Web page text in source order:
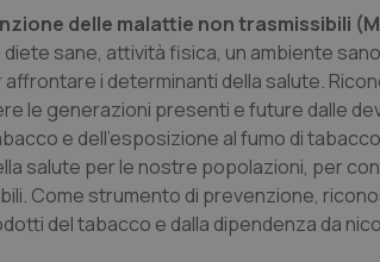
delle malattie non trasmissibili
sane, attività fisica, un ambiente
i determinanti della salute.
le generazioni presenti e future dalle
e dell’esposizione al fumo di
salute per le nostre popolazioni, per
Come strumento di prevenzione,
del tabacco e dalla dipendenza da
Statistici Marketing
il sito web abilitandone funzionalità di base quali la
non è in grado di funzionare correttamente senza questi
Dominio Scadenza
Descrizione
5 mesi 4
settimane
Questo cookie viene utilizzato
scelte di consenso e privacy
interazione con il sito. Registra i
del visitatore riguardo a varie
impostazioni sulla privacy,